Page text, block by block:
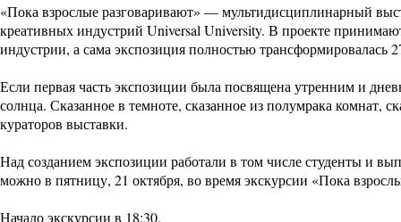
«Пока взрослые разговаривают» — мультидисциплинарный
креативных индустрий Universal University. В проекте
индустрии, а сама экспозиция полностью трансформировалась
Если первая часть экспозиции была посвящена утренним и
солнца. Сказанное в темноте, сказанное из полумрака
кураторов выставки.
Над созданием экспозиции работали в том числе студенты и
можно в пятницу, 21 октября, во время экскурсии «Пока
Начало экскурсии в 18:30.